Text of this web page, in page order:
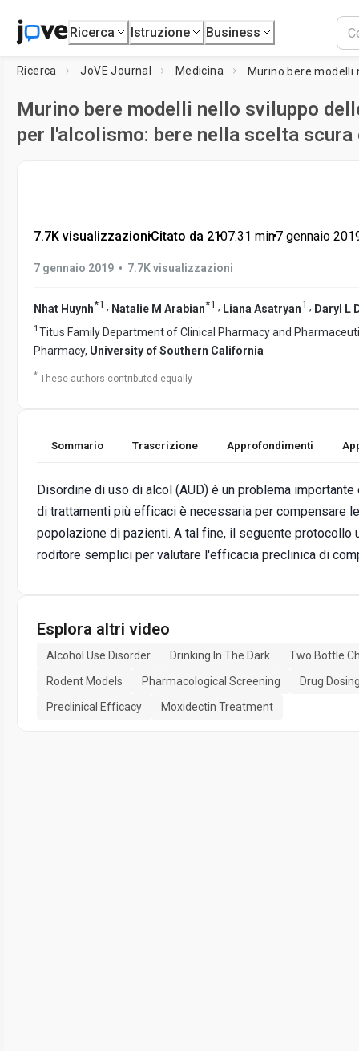
Ricerca Istruzione Business
Ricerca JoVE Journal Medicina
Murino bere modelli nello sviluppo
per l'alcolismo: bere nella scelta
7.7K visualizzazioni•Citato da 21•07:31 min•7 gennaio
7 gennaio 2019 • 7.7K visualizzazioni
Nhat Huynh*1 , Natalie M Arabian*1 , Liana Asatryan1 , Daryl L
1 Titus Family Department of Clinical Pharmacy and
Pharmacy, University of Southern California
* These authors contributed equally
Sommario Trascrizione Approfondimenti
Disordine di uso di alcol (AUD) è un problema
di trattamenti più efficaci è necessaria per compensare
popolazione di pazienti. A tal fine, il seguente
roditore semplici per valutare l'efficacia preclinica di
Esplora altri video
Alcohol Use Disorder Drinking In The Dark
Two Bottle
Rodent Models
Pharmacological Screening
Drug
Preclinical Efficacy
Moxidectin Treatment